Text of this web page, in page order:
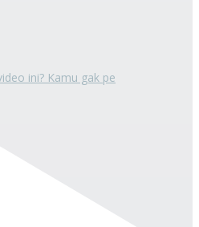
ini? Kamu gak pe